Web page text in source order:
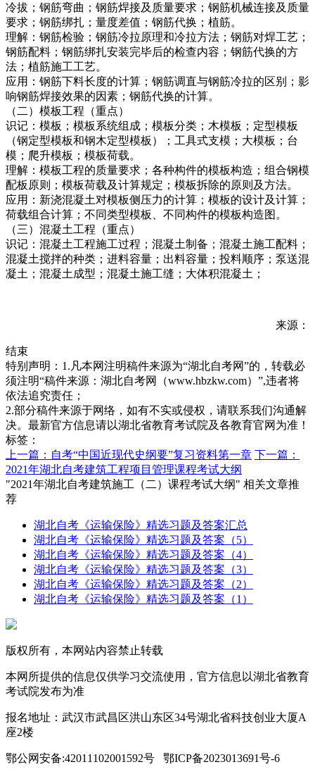
冷拔；钢筋弯曲；钢筋焊接及质量要求；钢筋机械连接及质量
要求；钢筋绑扎；量度差值；钢筋代换；植筋。
理解：钢筋检验；钢筋冷拉原理和冷拉方法；钢筋对焊工艺；
钢筋配料；钢筋绑扎安装完毕后的检查内容；钢筋代换的方
法；植筋施工工艺。
应用：钢筋下料长度的计算；钢筋调直与钢筋冷拉的区别；影
响钢筋焊接效果的因素；钢筋代换的计算。
（二）模板工程（重点）
识记：模板；模板系统组成；模板分类；木模板；定型模板
（钢定型模板和钢木定型模板）；工具式支模；大模板；台
模；爬升模板；模板荷载。
理解：模板工程的质量要求；各种构件的模板构造；组合钢模
配板原则；模板荷载及计算规定；模板拆除的原则及方法。
应用：新浇混凝土对模板侧压力的计算；模板的设计及计算；
荷载组合计算；不同类型模板、不同构件的模板构造图。
（三）混凝土工程（重点）
识记：混凝土工程施工过程；混凝土制备；混凝土施工配料；
混凝土搅拌的种类；进料容量；出料容量；投料顺序；泵送混
凝土；混凝土成型；混凝土施工缝；大体积混凝土；
来源：
结束
特别声明：1.凡本网注明稿件来源为“湖北自考网”的，转载必
须注明“稿件来源：湖北自考网（www.hbzkw.com）”,违者将
依法追究责任；
2.部分稿件来源于网络，如有不实或侵权，请联系我们沟通解
决。最新官方信息请以湖北省教育考试院及各教育官网为准！
标签：
上一篇：自考“中国近现代史纲要”复习资料第一章 下一篇：
2021年湖北自考建筑工程项目管理课程考试大纲
"2021年湖北自考建筑施工（二）课程考试大纲" 相关文章推
荐
湖北自考《运输保险》精选习题及答案汇总
湖北自考《运输保险》精选习题及答案（5）
湖北自考《运输保险》精选习题及答案（4）
湖北自考《运输保险》精选习题及答案（3）
湖北自考《运输保险》精选习题及答案（2）
湖北自考《运输保险》精选习题及答案（1）
版权所有，本网站内容禁止转载
本网所提供的信息仅供学习交流使用，官方信息以湖北省教育
考试院发布为准
报名地址：武汉市武昌区洪山东区34号湖北省科技创业大厦A
座2楼
鄂公网安备:42011102001592号 鄂ICP备2023013691号-6